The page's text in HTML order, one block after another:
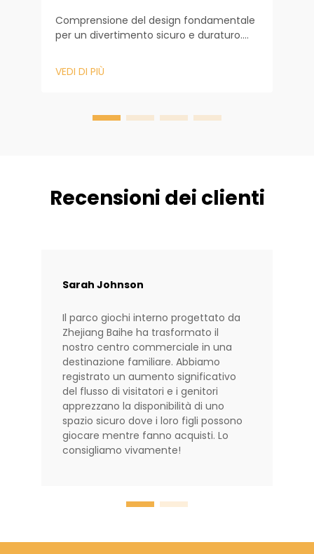
Comprensione del design fondamentale
per un divertimento sicuro e duraturo.
bambini, il percorso inizia molto prima
che venga installato il primo
determini sicurezza e longevità. Presso
VEDI DI PIÙ
Recensioni dei clienti
Sarah Johnson
Il parco giochi interno progettato da
Zhejiang Baihe ha trasformato il
nostro centro commerciale in una
destinazione familiare. Abbiamo
registrato un aumento significativo
del flusso di visitatori e i genitori
apprezzano la disponibilità di uno
spazio sicuro dove i loro figli possono
giocare mentre fanno acquisti. Lo
consigliamo vivamente!